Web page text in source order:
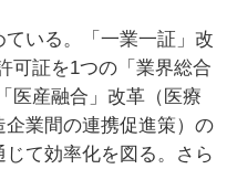
いる。「一業一証」改
可証を1つの「業界総合
医産融合」改革（医療
業間の連携促進策）の
て効率化を図る。さら